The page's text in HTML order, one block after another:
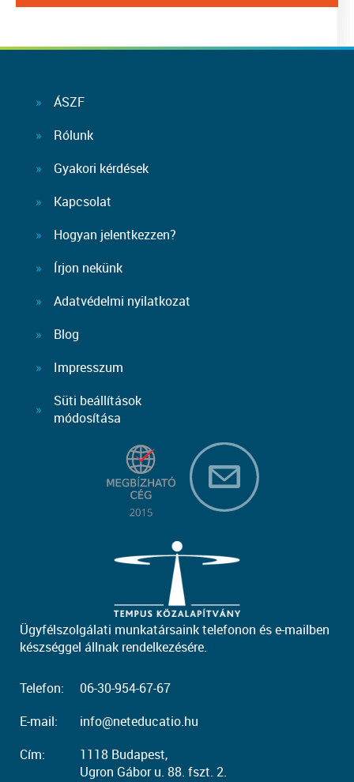
ÁSZF
Rólunk
Gyakori kérdések
Kapcsolat
Hogyan jelentkezzen?
Írjon nekünk
Adatvédelmi nyilatkozat
Blog
Impresszum
Süti beállítások
módosítása
Ügyfélszolgálati munkatársaink telefonon és e-mailben
készséggel állnak rendelkezésére.
Telefon:
06-30-954-67-67
E-mail:
info@neteducatio.hu
Cím:
1118 Budapest,
Ugron Gábor u. 88. fszt. 2.